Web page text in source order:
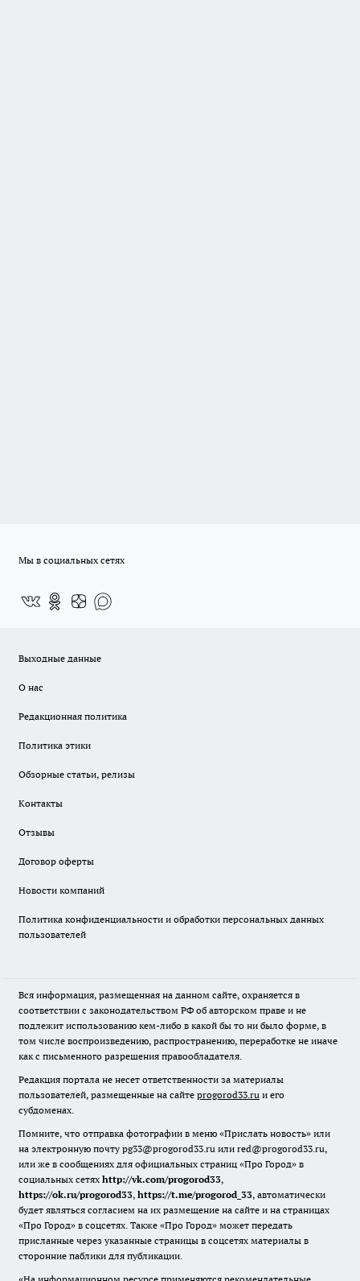
Мы в социальных сетях
Выходные данные
О нас
Редакционная политика
Политика этики
Обзорные статьи, релизы
Контакты
Отзывы
Договор оферты
Новости компаний
Политика конфиденциальности и обработки персональных данных
пользователей
Вся информация, размещенная на данном сайте, охраняется в
соответствии с законодательством РФ об авторском праве и не
подлежит использованию кем-либо в какой бы то ни было форме, в
том числе воспроизведению, распространению, переработке не иначе
как с письменного разрешения правообладателя.
Редакция портала не несет ответственности за материалы
пользователей, размещенные на сайте progorod33.ru и его
субдоменах.
Помните, что отправка фотографии в меню «Прислать новость» или
на электронную почту pg33@progorod33.ru или red@progorod33.ru,
или же в сообщениях для официальных страниц «Про Город» в
социальных сетях http://vk.com/progorod33,
https://ok.ru/progorod33, https://t.me/progorod_33, автоматически
будет являться согласием на их размещение на сайте и на страницах
«Про Город» в соцсетях. Также «Про Город» может передать
присланные через указанные страницы в соцсетях материалы в
сторонние паблики для публикации.